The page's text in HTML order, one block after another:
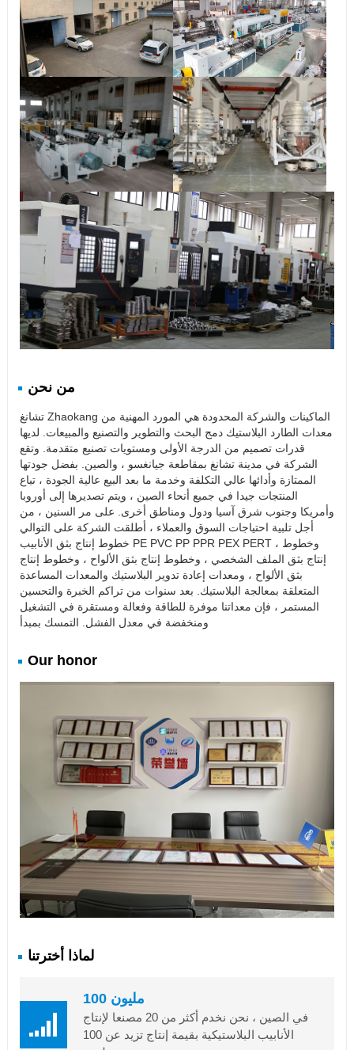
من نحن
تشانغ Zhaokang الماكينات والشركة المحدودة هي المورد المهنية من
معدات الطارد البلاستيك دمج البحث والتطوير والتصنيع والمبيعات. لديها
قدرات تصميم من الدرجة الأولى ومستويات تصنيع متقدمة. وتقع
الشركة في مدينة تشانغ بمقاطعة جيانغسو ، والصين. بفضل جودتها
الممتازة وأدائها عالي التكلفة وخدمة ما بعد البيع عالية الجودة ، تباع
المنتجات جيدا في جميع أنحاء الصين ، ويتم تصديرها إلى أوروبا
وأمريكا وجنوب شرق آسيا ودول ومناطق أخرى. على مر السنين ، من
أجل تلبية احتياجات السوق والعملاء ، أطلقت الشركة على التوالي
خطوط إنتاج بثق الأنابيب PE PVC PP PPR PEX PERT ، وخطوط
إنتاج بثق الملف الشخصي ، وخطوط إنتاج بثق الألواح ، وخطوط إنتاج
بثق الألواح ، ومعدات إعادة تدوير البلاستيك والمعدات المساعدة
المتعلقة بمعالجة البلاستيك. بعد سنوات من تراكم الخبرة والتحسين
المستمر ، فإن معداتنا موفرة للطاقة وفعالة ومستقرة في التشغيل
ومنخفضة في معدل الفشل. التمسك بمبدأ
Our honor
لماذا أخترتنا
100 مليون
في الصين ، نحن نخدم أكثر من 20 مصنعا لإنتاج
الأنابيب البلاستيكية بقيمة إنتاج تزيد عن 100